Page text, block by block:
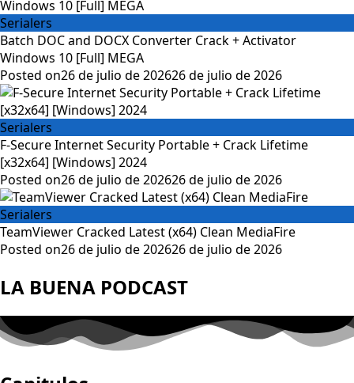
Serialers
Batch DOC and DOCX Converter Crack + Activator
Windows 10 [Full] MEGA
Posted on26 de julio de 202626 de julio de 2026
Serialers
F-Secure Internet Security Portable + Crack Lifetime
[x32x64] [Windows] 2024
Posted on26 de julio de 202626 de julio de 2026
Serialers
TeamViewer Cracked Latest (x64) Clean MediaFire
Posted on26 de julio de 202626 de julio de 2026
LA BUENA PODCAST